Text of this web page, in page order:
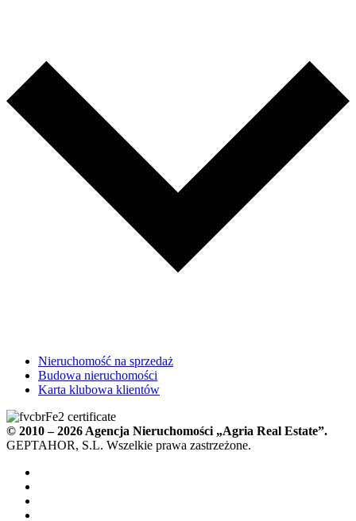
Nieruchomość na sprzedaż
Budowa nieruchomości
Karta klubowa klientów
© 2010 – 2026 Agencja Nieruchomości „Agria Real Estate”.
GEPTAHOR, S.L. Wszelkie prawa zastrzeżone.